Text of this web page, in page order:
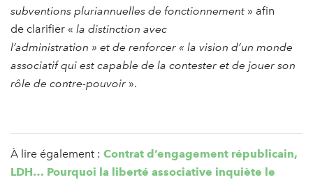
subventions pluriannuelles de fonctionnement » afin
de clarifier « la distinction avec
l’administration » et de renforcer « la vision d’un monde
associatif qui est capable de la contester et de jouer son
rôle de contre-pouvoir ».
À lire également : Contrat d’engagement républicain,
LDH… Pourquoi la liberté associative inquiète le